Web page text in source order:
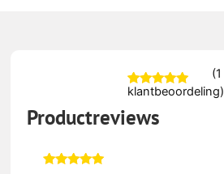
Gewaardeerd
gebaseerd op
1
(1
klantbeoordeling)
Productreviews